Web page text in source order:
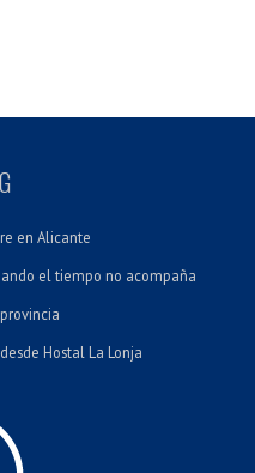
en Alicante
el tiempo no acompaña
Hostal La Lonja